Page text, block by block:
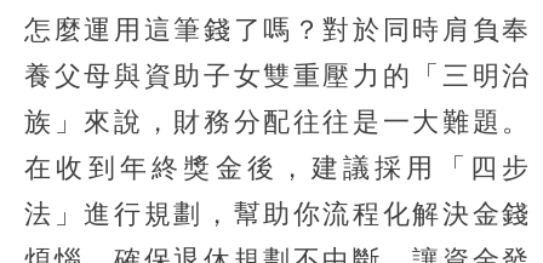
怎麼運用這筆錢了嗎？對於同時肩負奉
養父母與資助子女雙重壓力的「三明治
族」來說，財務分配往往是一大難題。
在收到年終獎金後，建議採用「四步
法」進行規劃，幫助你流程化解決金錢